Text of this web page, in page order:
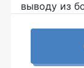
выводу из